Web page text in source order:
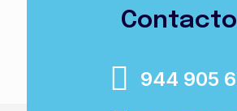
Contacto
944 905